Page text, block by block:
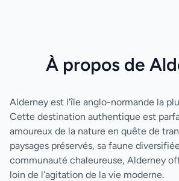
À propos de
Alderney est l'île anglo-normande la
Cette destination authentique est
amoureux de la nature en quête de
paysages préservés, sa faune
communauté chaleureuse, Alderney
loin de l'agitation de la vie moderne.